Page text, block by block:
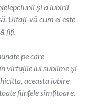
şi a iubirii
Uitați-vă cum el este
fiți.
pe care
virtuțile lui sublime şi
aceasta iubire
ființele simțitoare.